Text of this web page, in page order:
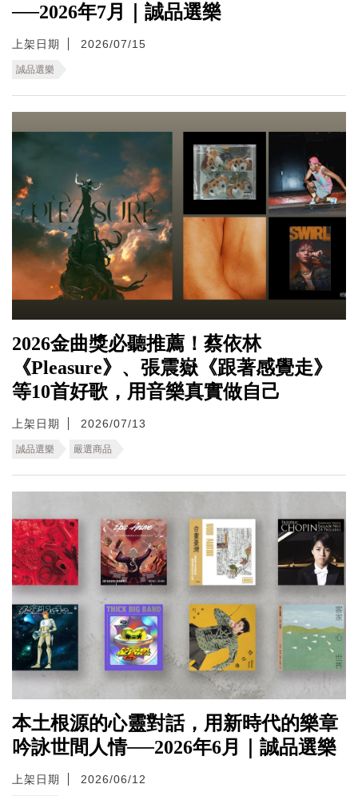
──2026年7月｜誠品選樂
上架日期 2026/07/15
誠品選樂
2026金曲獎必聽推薦！蔡依林
《Pleasure》、張震嶽《跟著感覺走》
等10首好歌，用音樂真實做自己
上架日期 2026/07/13
誠品選樂 嚴選商品
本土根源的心靈對話，用新時代的樂章
吟詠世間人情──2026年6月｜誠品選樂
上架日期 2026/06/12